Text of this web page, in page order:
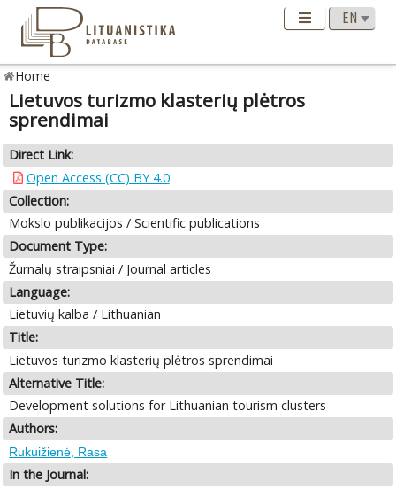
Home
Lietuvos turizmo klasterių plėtros
sprendimai
Direct Link:
Open Access (CC) BY 4.0
Collection:
Mokslo publikacijos / Scientific publications
Document Type:
Žurnalų straipsniai / Journal articles
Language:
Lietuvių kalba / Lithuanian
Title:
Lietuvos turizmo klasterių plėtros sprendimai
Alternative Title:
Development solutions for Lithuanian tourism clusters
Authors:
Rukuižienė, Rasa
In the Journal: